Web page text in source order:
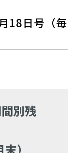
18日号（毎
別残
）